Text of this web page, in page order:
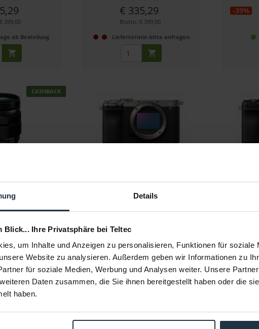
Details
Blick... Ihre Privatsphäre bei Teltec
um Inhalte und Anzeigen zu personalisieren, Funktionen für soziale
Website zu analysieren. Außerdem geben wir Informationen zu
für soziale Medien, Werbung und Analysen weiter. Unsere
Daten zusammen, die Sie ihnen bereitgestellt haben oder die
haben.
399,00
ab Bestellung
€ 335,29
Brutto: € 399,00
Liefertermin bitte anfragen
-39%
CASHBACK
DIGITAL ED
PRO II
MFT-Mount
925,00
ab Bestellung
4K Vollformatkamera mit 33 MP Exmor
€ 1.685,12
Brutto: € 2.005,29
3-5 Werktage ab Bestellung
Sony
4K